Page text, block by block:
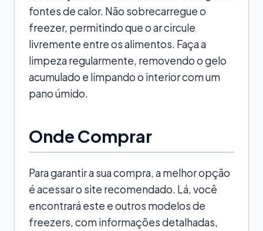
fontes de calor. Não sobrecarregue o
freezer, permitindo que o ar circule
livremente entre os alimentos. Faça a
limpeza regularmente, removendo o gelo
acumulado e limpando o interior com um
pano úmido.
Onde Comprar
Para garantir a sua compra, a melhor opção
é acessar o site recomendado. Lá, você
encontrará este e outros modelos de
freezers, com informações detalhadas,